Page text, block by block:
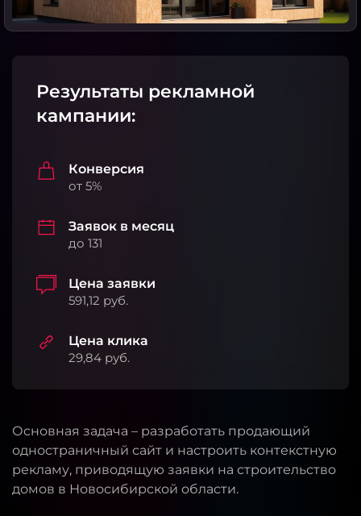
Результаты рекламной
кампании:
Конверсия
от 5%
Заявок в месяц
до 131
Цена заявки
591,12 руб.
Цена клика
29,84 руб.
Основная задача – разработать продающий
одностраничный сайт и настроить контекстную
рекламу, приводящую заявки на строительство
домов в Новосибирской области.